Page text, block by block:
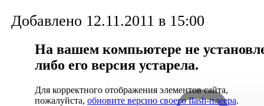
Добавлено 12.11.2011 в 15:00
На вашем компьютере не
либо его версия устарела.
Для корректного отображения элементов сайта,
пожалуйста, обновите версию своего flash-плеера.